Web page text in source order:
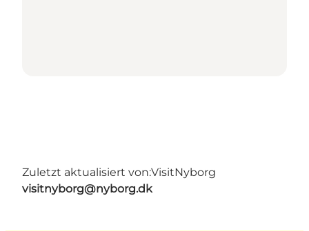
Zuletzt aktualisiert von:VisitNyborg
visitnyborg@nyborg.dk